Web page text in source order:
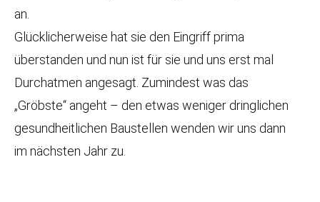
an.
Glücklicherweise hat sie den Eingriff prima
überstanden und nun ist für sie und uns erst mal
Durchatmen angesagt. Zumindest was das
„Gröbste“ angeht – den etwas weniger dringlichen
gesundheitlichen Baustellen wenden wir uns dann
im nächsten Jahr zu.